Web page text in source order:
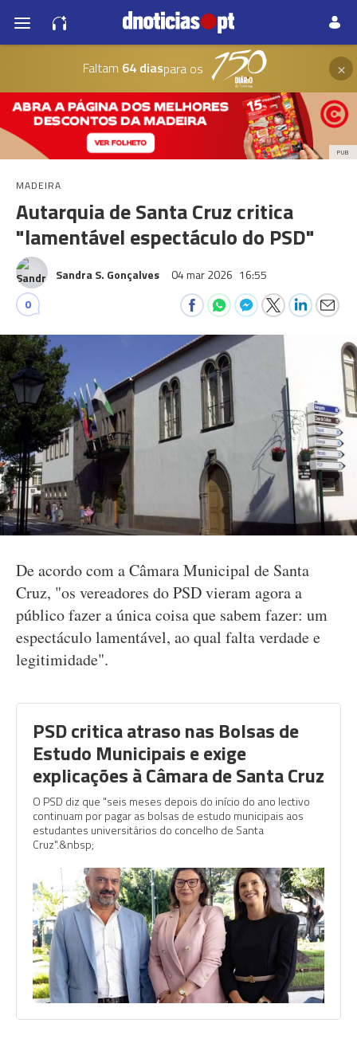
Faltam 64 diaspara os ×
PUB
MADEIRA
Autarquia de Santa Cruz critica
"lamentável espectáculo do PSD"
Sandra S. Gonçalves 04 mar 2026 16:55
0
De acordo com a Câmara Municipal de Santa
Cruz, "os vereadores do PSD vieram agora a
público fazer a única coisa que sabem fazer: um
espectáculo lamentável, ao qual falta verdade e
legitimidade".
PSD critica atraso nas Bolsas de
Estudo Municipais e exige
explicações à Câmara de Santa Cruz
O PSD diz que "seis meses depois do início do ano lectivo
continuam por pagar as bolsas de estudo municipais aos
estudantes universitários do concelho de Santa
Cruz".&nbsp;